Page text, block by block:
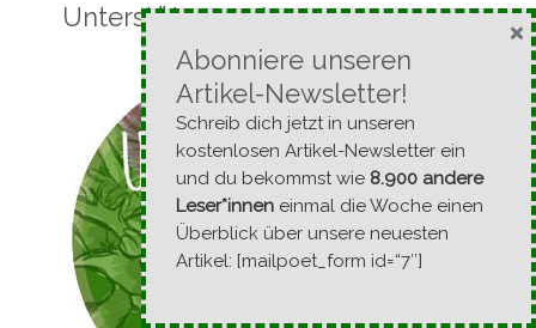
Unterstütze uns!
Abonniere unseren
Artikel-Newsletter!
Schreib dich jetzt in unseren
kostenlosen Artikel-Newsletter ein
und du bekommst wie 8.900 andere
Leser*innen einmal die Woche einen
Überblick über unsere neuesten
Artikel: [mailpoet_form id=“7″]
×